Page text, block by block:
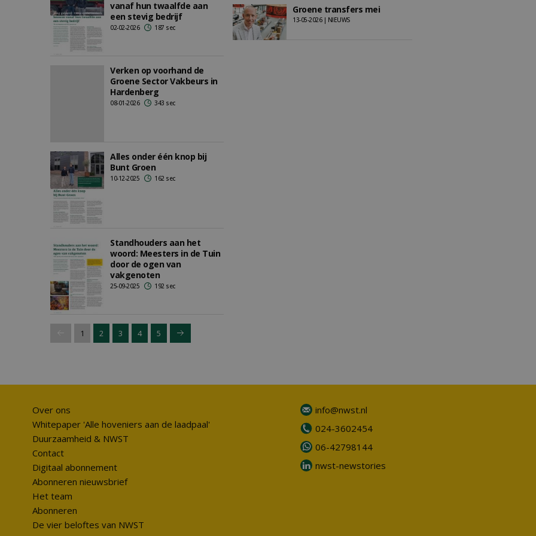
vanaf hun twaalfde aan
een stevig bedrijf
02-02-2026 187 sec
Verken op voorhand de
Groene Sector Vakbeurs in
Hardenberg
08-01-2026 343 sec
Alles onder één knop bij
Bunt Groen
10-12-2025 162 sec
Standhouders aan het
woord: Meesters in de Tuin
door de ogen van
vakgenoten
25-09-2025 192 sec
1 2 3 4 5
Groene transfers mei
13-05-2026 | NIEUWS
Over ons
Whitepaper 'Alle hoveniers aan de laadpaal'
Duurzaamheid & NWST
Contact
Digitaal abonnement
Abonneren nieuwsbrief
Het team
Abonneren
De vier beloftes van NWST
info@nwst.nl
024-3602454
06-42798144
nwst-newstories